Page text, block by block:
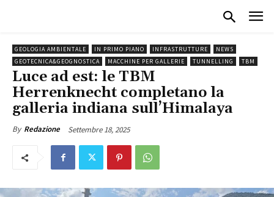
GEOLOGIA AMBIENTALE IN PRIMO PIANO INFRASTRUTTURE
NEWS
GEOTECNICA&GEOGNOSTICA
MACCHINE PER GALLERIE TUNNELLING TBM
Luce ad est: le TBM
Herrenknecht completano la
galleria indiana sull’Himalaya
By Redazione Settembre 18, 2025